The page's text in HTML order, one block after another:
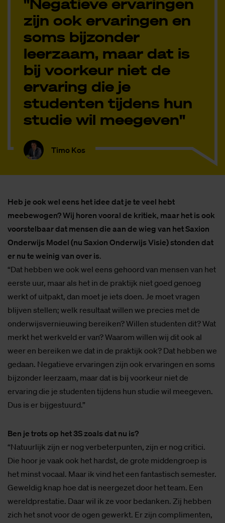
geen wet. En de discussie over de juiste balans tussen
disciplinair en interdisciplinair is goed en zal blijven. Dat
hoort bij onderwijs.”
"Negatieve ervaringen
zijn ook ervaringen en
leerzaam, maar dat is
studenten tijdens hun
studie wil meegeven"
Timo Kos
Heb je ook wel eens het idee dat je te veel hebt
meebewogen? Wij horen vooral de kritiek, maar het is ook
voorstelbaar dat mensen die aan de wieg van het Saxion
Onderwijs Model (nu Saxion Onderwijs Visie) stonden dat
er nu te weinig van over is.
“Dat hebben we ook wel eens gehoord van mensen van het
eerste uur, maar als het in de praktijk niet goed genoeg
werkt of uitpakt, dan moet je iets doen. Je moet vragen
blijven stellen; welk resultaat willen we precies met de
merkt het werkveld er van? Waarom willen wij dit ook al
weer en bereiken we dat in de praktijk ook? Dat hebben we
gedaan. Negatieve ervaringen zijn ook ervaringen en soms
bijzonder leerzaam, maar dat is bij voorkeur niet de
ervaring die je studenten tijdens hun studie wil meegeven.
Dus is er bijgestuurd.”